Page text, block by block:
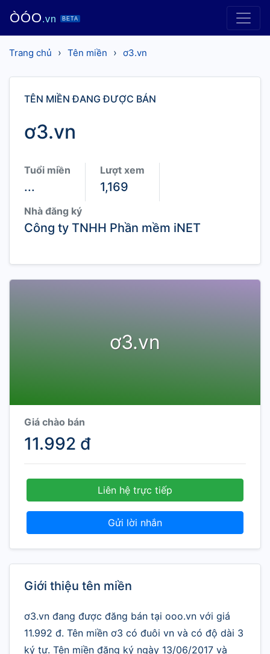
ÒÓO.vn BETA
Trang chủ › Tên miền › ơ3.vn
TÊN MIỀN ĐANG ĐƯỢC BÁN
ơ3.vn
Tuổi miền
...
Lượt xem
1,169
Nhà đăng ký
Công ty TNHH Phần mềm iNET
ơ3.vn
Giá chào bán
11.992 đ
Liên hệ trực tiếp
Gửi lời nhắn
Giới thiệu tên miền
ơ3.vn đang được đăng bán tại ooo.vn với giá
11.992 đ. Tên miền ơ3 có đuôi vn và có độ dài 3
ký tự. Tên miền đăng ký ngày 13/06/2017 và